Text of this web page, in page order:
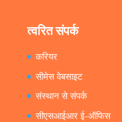
त्वरित संपर्क
करियर
सीमेस वेबसाइट
संस्थान से संपर्क
सीएसआईआर ई-ऑफिस